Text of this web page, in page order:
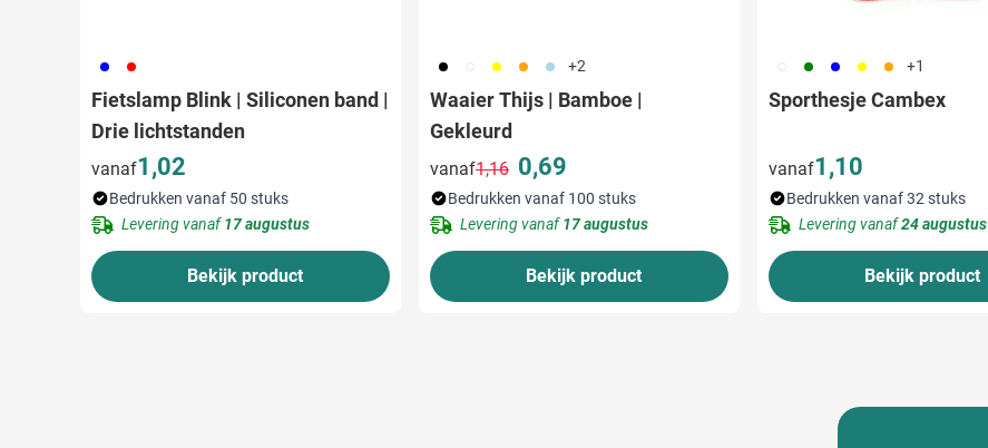
005 008
Fietslamp Blink | Siliconen band |
Drie lichtstanden
vanaf1,02
Bedrukken vanaf 50 stuks
Levering vanaf17 augustus
Bekijk product
001 002 006 007 018 +2
Waaier Thijs | Bamboe |
Gekleurd
vanaf
Normale prijs
1,16 0,69
Bedrukken vanaf 100 stuks
Levering vanaf17 augustus
Bekijk product
002 004 005 006 007 +1
Sporthesje Cambex
vanaf1,10
Bedrukken vanaf 32 stuks
Levering vanaf24 augustus
Bekijk product